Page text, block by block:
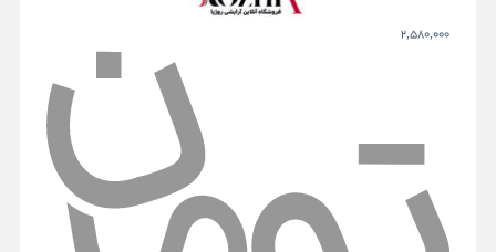
2,580,000